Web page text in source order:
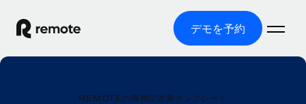
デモを予約
REMOTEの職務記述書テンプレート